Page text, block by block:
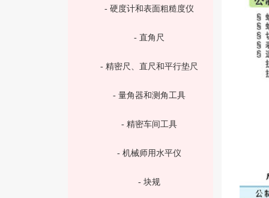
- 硬度计和表面粗糙度仪
- 直角尺
- 精密尺、直尺和平行垫尺
- 量角器和测角工具
- 精密车间工具
- 机械师用水平仪
- 块规